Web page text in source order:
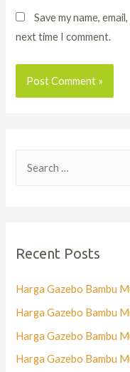
Save my name,
next time I comment.
Recent Posts
Harga Gazebo Bambu
Harga Gazebo Bambu
Harga Gazebo Bambu
Harga Gazebo Bambu